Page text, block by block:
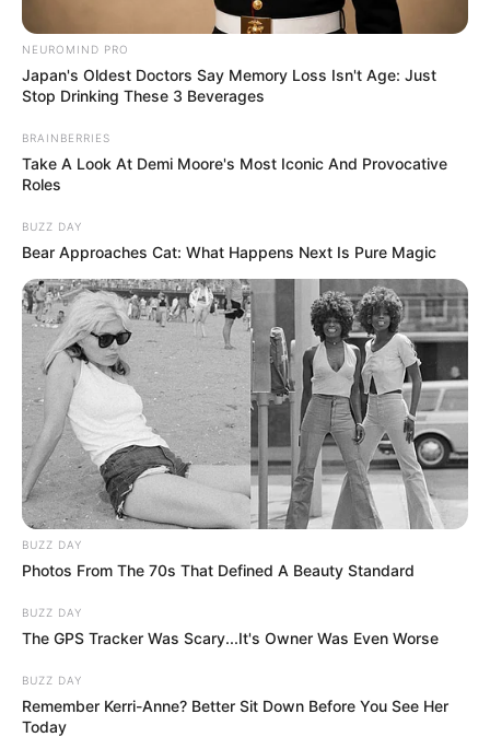
in
1 perce érkezett! Gyászba borult
az ország – Szörnyű hírt kaptunk
ma reggelre – nagy név távozott
közülünk!
𝐡𝐨𝐳𝐳𝐚́𝐬𝐳𝐨́𝐥𝐚́𝐬𝐨𝐤𝐧𝐚́𝐥!
by Szerző • March 7, 2026
NEUROMIND PRO
Japan's Oldest Doctors Say Memory Loss Isn't Age: Just
Stop Drinking These 3 Beverages
BRAINBERRIES
Take A Look At Demi Moore's Most Iconic And Provocative
Roles
BUZZ DAY
Bear Approaches Cat: What Happens Next Is Pure Magic
BUZZ DAY
Photos From The 70s That Defined A Beauty Standard
BUZZ DAY
The GPS Tracker Was Scary...It's Owner Was Even Worse
BUZZ DAY
Remember Kerri-Anne? Better Sit Down Before You See Her
Today